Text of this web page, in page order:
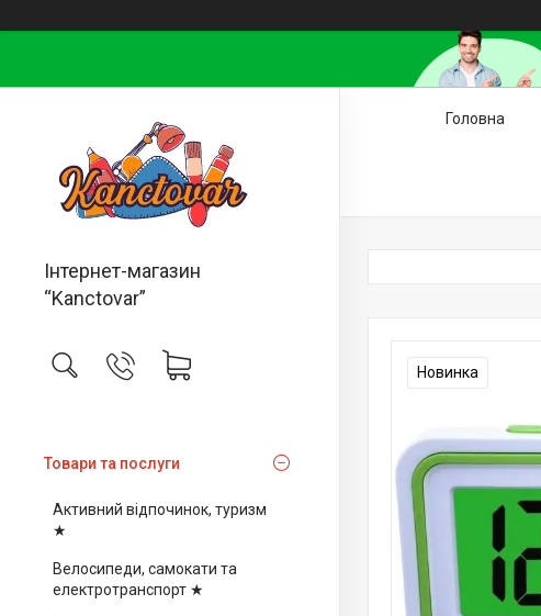
Інтернет-магазин
“Kanctovar”
Товари та послуги
Активний відпочинок, туризм
★
Велосипеди, самокати та
електротранспорт ★
Головна
Новинка